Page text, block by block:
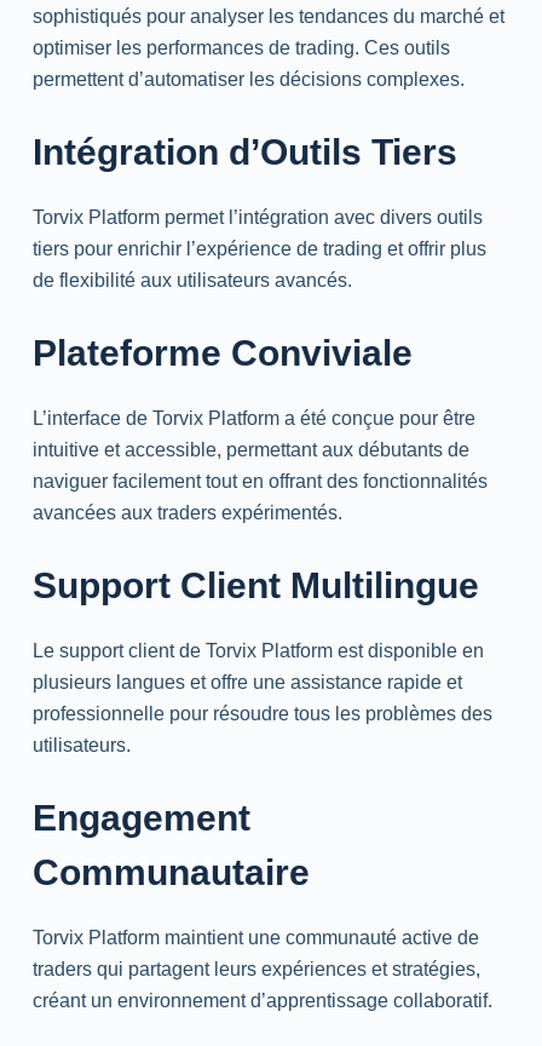
sophistiqués pour analyser les tendances du marché et
optimiser les performances de trading. Ces outils
permettent d’automatiser les décisions complexes.
Intégration d’Outils Tiers
Torvix Platform permet l’intégration avec divers outils
tiers pour enrichir l’expérience de trading et offrir plus
de flexibilité aux utilisateurs avancés.
Plateforme Conviviale
L’interface de Torvix Platform a été conçue pour être
intuitive et accessible, permettant aux débutants de
naviguer facilement tout en offrant des fonctionnalités
avancées aux traders expérimentés.
Support Client Multilingue
Le support client de Torvix Platform est disponible en
plusieurs langues et offre une assistance rapide et
professionnelle pour résoudre tous les problèmes des
utilisateurs.
Engagement
Communautaire
Torvix Platform maintient une communauté active de
traders qui partagent leurs expériences et stratégies,
créant un environnement d’apprentissage collaboratif.